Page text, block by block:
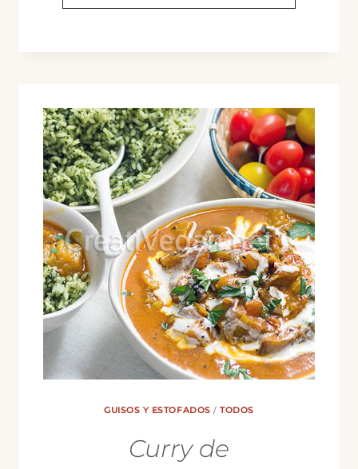
BLANCAS
NEGRO
GUISOS Y ESTOFADOS /TODOS
Curry de